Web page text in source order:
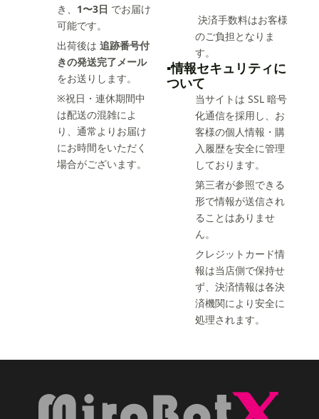
き、 1〜3日 でお届け
可能です。
出荷後は 追跡番号付
きの発送完了メール
をお送りします。
※祝日・連休期間中
は配送の混雑によ
り、通常よりお届け
にお時間をいただく
場合がございます。
決済手数料はお客様
のご負担となりま
す。
▪️情報セキュリティに
ついて
当サイトは SSL 暗号
化通信を採用し、お
客様の個人情報・購
入履歴を安全に管理
しております。
第三者が参照できる
形で情報が送信され
ることはありませ
ん。
クレジットカード情
報は当店側で保持せ
ず、決済情報は各決
済機関により安全に
処理されます。